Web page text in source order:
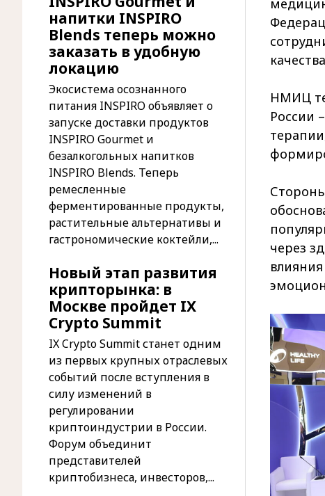
напитки INSPIRO
Blends теперь можно
заказать в удобную
локацию
Экосистема осознанного
питания INSPIRO объявляет о
запуске доставки продуктов
INSPIRO Gourmet и
безалкогольных напитков
INSPIRO Blends. Теперь
ремесленные
ферментированные продукты,
растительные альтернативы и
гастрономические коктейли,...
Новый этап развития
крипторынка: в
Москве пройдет IX
Crypto Summit
IX Crypto Summit станет одним
из первых крупных отраслевых
событий после вступления в
силу изменений в
регулировании
криптоиндустрии в России.
Форум объединит
представителей
криптобизнеса, инвесторов,...
НМИЦ
России
через